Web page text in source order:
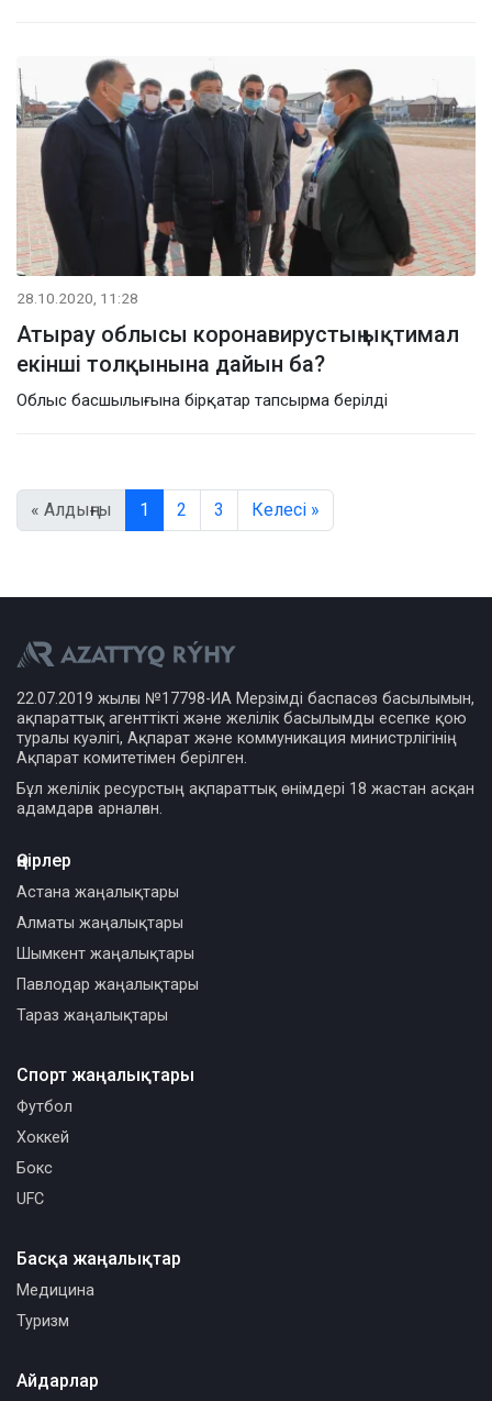
28.10.2020, 11:28
Атырау облысы коронавирустың ықтимал
екінші толқынына дайын ба?
Облыс басшылығына бірқатар тапсырма берілді
« Алдыңғы 1 2 3 Келесі »
22.07.2019 жылғы №17798-ИА Мерзімді баспасөз басылымын,
ақпараттық агенттікті және желілік басылымды есепке қою
туралы куәлігі, Ақпарат және коммуникация министрлігінің
Ақпарат комитетімен берілген.
Бұл желілік ресурстың ақпараттық өнімдері 18 жастан асқан
адамдарға арналған.
Өңірлер
Астана жаңалықтары
Алматы жаңалықтары
Шымкент жаңалықтары
Павлодар жаңалықтары
Тараз жаңалықтары
Спорт жаңалықтары
Футбол
Хоккей
Бокс
UFC
Басқа жаңалықтар
Медицина
Туризм
Айдарлар